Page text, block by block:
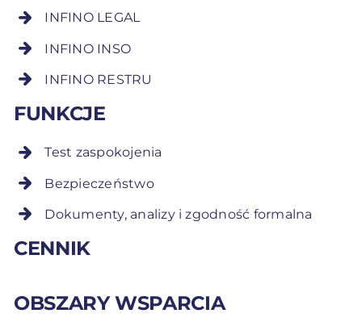
INFINO LEGAL
INFINO INSO
INFINO RESTRU
FUNKCJE
Test zaspokojenia
Bezpieczeństwo
Dokumenty, analizy i zgodność formalna
CENNIK
OBSZARY WSPARCIA